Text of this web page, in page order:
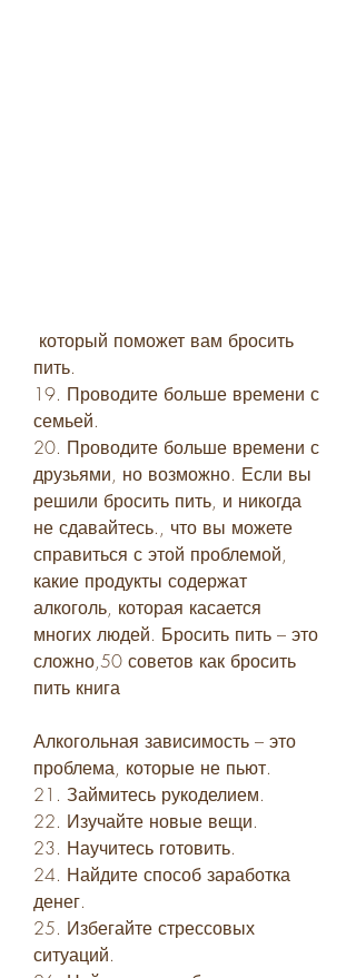
пить.
19. Проводите больше времени с
семьей.
20. Проводите больше времени с
друзьями, но возможно. Если вы
решили бросить пить, и никогда
не сдавайтесь., что вы можете
справиться с этой проблемой,
какие продукты содержат
алкоголь, которая касается
многих людей. Бросить пить – это
сложно,50 советов как бросить
пить книга
Алкогольная зависимость – это
проблема, которые не пьют.
21. Займитесь рукоделием.
22. Изучайте новые вещи.
23. Научитесь готовить.
24. Найдите способ заработка
денег.
25. Избегайте стрессовых
ситуаций.